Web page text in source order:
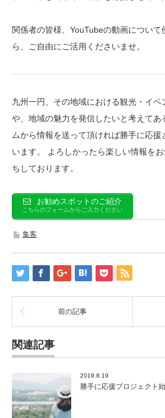
関係者の皆様、YouTubeの動画について
ら、ご自由にご活用くださいませ。
九州一円、その地域における観光・イ
や、地域の魅力を発信したいと考えてあ
ムから情報を送って頂ければ勝手に応援
います。 よろしかったら楽しい情報を
ちしております。
お勧めスポットのご紹介
こちらのフォームからご入力ください
集客
前の記事
関連記事
2019.8.19
勝手に応援プロジェクト